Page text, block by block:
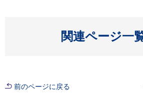
関連ページ一
開く
前のページに戻る